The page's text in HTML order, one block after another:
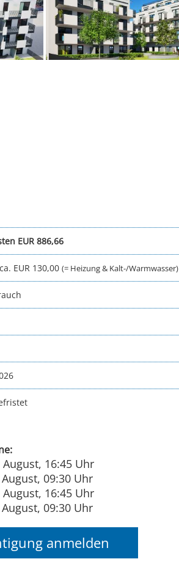
EUR 886,66
ca. EUR 130,00(= Heizung & Kalt-/Warmwasser)
16:45 Uhr
09:30 Uhr
16:45 Uhr
09:30 Uhr
anmelden